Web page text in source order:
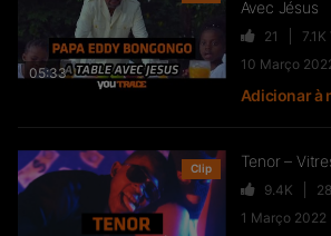
FTR – La Dote
37 10.8K
Live &
05:33
Avec Jésus
21 7.1K
10 Março
Adicionar à
Clip Tenor –
9.4K
1 Março 2022